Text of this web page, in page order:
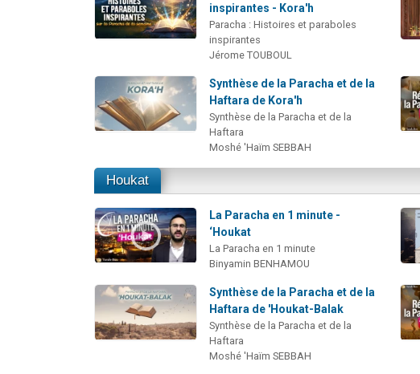
inspirantes - Kora'h
Paracha : Histoires et paraboles
inspirantes
Jérome TOUBOUL
Synthèse de la Paracha et de la
Haftara de Kora'h
Synthèse de la Paracha et de la
Haftara
Moshé 'Haïm SEBBAH
Houkat
La Paracha en 1 minute -
‘Houkat
La Paracha en 1 minute
Binyamin BENHAMOU
Synthèse de la Paracha et de la
Haftara de 'Houkat-Balak
Synthèse de la Paracha et de la
Haftara
Moshé 'Haïm SEBBAH